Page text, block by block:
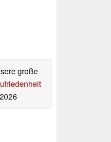
große